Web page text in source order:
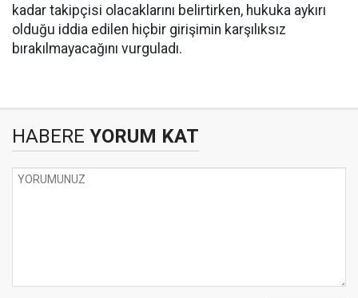
kadar takipçisi olacaklarını belirtirken, hukuka aykırı
olduğu iddia edilen hiçbir girişimin karşılıksız
bırakılmayacağını vurguladı.
HABERE YORUM KAT